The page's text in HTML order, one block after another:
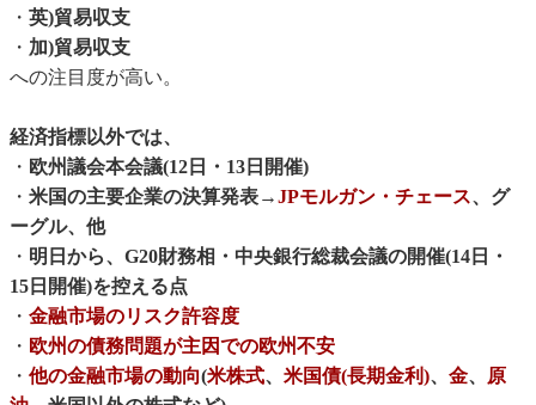
・ 英)貿易収支
・ 加)貿易収支
への注目度が高い。
経済指標以外では、
・ 欧州議会本会議(12日・13日開催)
・ 米国の主要企業の決算発表→JPモルガン・チェース、グ
ーグル、他
・ 明日から、G20財務相・中央銀行総裁会議の開催(14日・
15日開催)を控える点
・ 金融市場のリスク許容度
・ 欧州の債務問題が主因での欧州不安
・ 他の金融市場の動向(米株式、 米国債(長期金利)、 金、 原